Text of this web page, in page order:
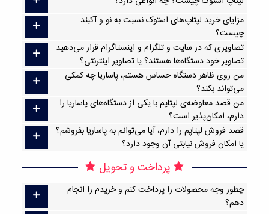
مزایای خرید لپتاپ‌های استوک نسبت به نو و آکبند
چیست؟
تصاویری که در سایت و تلگرام و اینستاگرام قرار می‌دهید
تصاویر خود دستگاه‌ها هستند؟ یا تصاویر اینترنتی؟
من روی ظاهر دستگاه حساس هستم، پاساریا چه کمکی
می‌تواند بکند؟
من قصد معاوضه‌ی لپتاپم با یکی از دستگاه‌های پاساریا را
دارم، امکان‌پذیر است؟
قصد فروش لپتاپم را دارم، آیا می‌توانم به پاساریا بفروشم؟
یا امکان فروش نیابتی آن وجود دارد؟
پرداخت و تحویل
چطور وجه محصولات را پرداخت کنم و خریدم را انجام
دهم؟